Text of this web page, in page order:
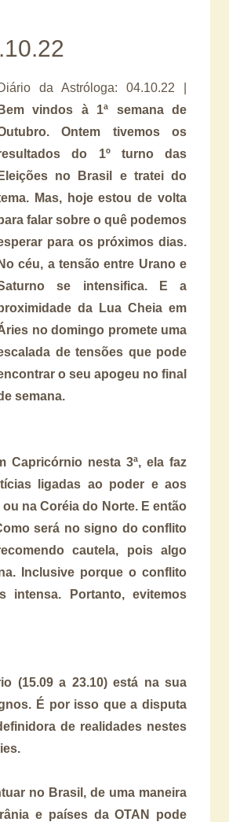
da Astróloga: 04.10.22 |
Bem vindos à 1ª semana de
Ontem tivemos os
do 1º turno das
Eleições no Brasil e tratei do
Mas, hoje estou de volta
falar sobre o quê podemos
para os próximos dias.
No céu, a tensão entre Urano e
se intensifica. E a
da Lua Cheia em
no domingo promete uma
de tensões que pode
o seu apogeu no final
semana.
Capricórnio nesta 3ª, ela faz
ligadas ao poder e aos
na Coréia do Norte. E então
será no signo do conflito
cautela, pois algo
Inclusive porque o conflito
intensa. Portanto, evitemos
(15.09 a 23.10) está na sua
É por isso que a disputa
de realidades nestes
no Brasil, de uma maneira
e países da OTAN pode